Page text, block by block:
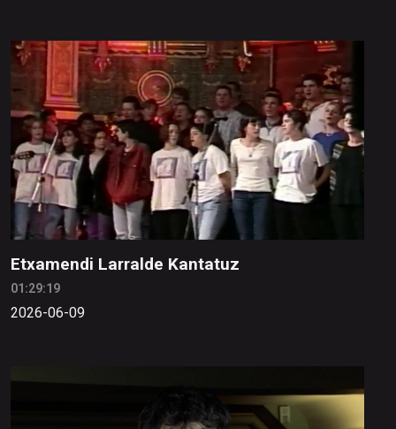
Etxamendi Larralde Kantatuz
01:29:19
2026-06-09